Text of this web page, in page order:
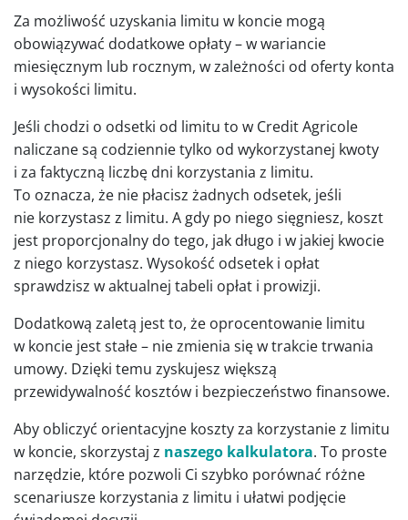
Za możliwość uzyskania limitu w koncie mogą
obowiązywać dodatkowe opłaty – w wariancie
miesięcznym lub rocznym, w zależności od oferty konta
i wysokości limitu.
Jeśli chodzi o odsetki od limitu to w Credit Agricole
naliczane są codziennie tylko od wykorzystanej kwoty
i za faktyczną liczbę dni korzystania z limitu.
To oznacza, że nie płacisz żadnych odsetek, jeśli
nie korzystasz z limitu. A gdy po niego sięgniesz, koszt
jest proporcjonalny do tego, jak długo i w jakiej kwocie
z niego korzystasz. Wysokość odsetek i opłat
sprawdzisz w aktualnej tabeli opłat i prowizji.
Dodatkową zaletą jest to, że oprocentowanie limitu
w koncie jest stałe – nie zmienia się w trakcie trwania
umowy. Dzięki temu zyskujesz większą
przewidywalność kosztów i bezpieczeństwo finansowe.
Aby obliczyć orientacyjne koszty za korzystanie z limitu
w koncie, skorzystaj z naszego kalkulatora. To proste
narzędzie, które pozwoli Ci szybko porównać różne
scenariusze korzystania z limitu i ułatwi podjęcie